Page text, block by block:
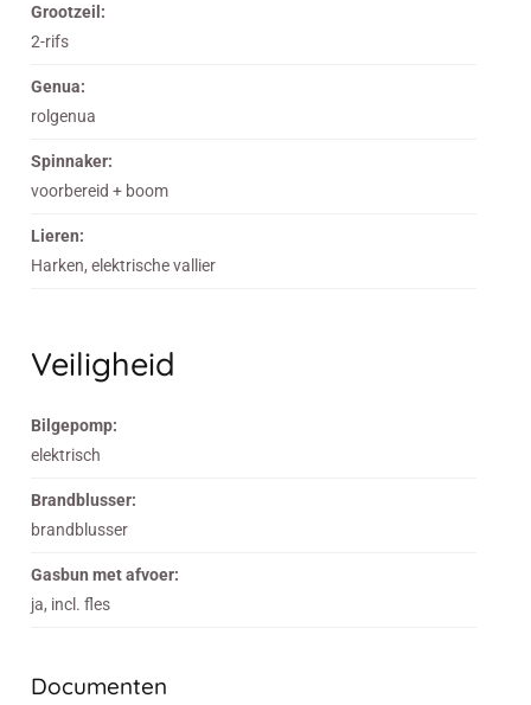
Grootzeil:
2-rifs
Genua:
rolgenua
Spinnaker:
voorbereid + boom
Lieren:
Harken, elektrische vallier
Veiligheid
Bilgepomp:
elektrisch
Brandblusser:
brandblusser
Gasbun met afvoer:
ja, incl. fles
Documenten